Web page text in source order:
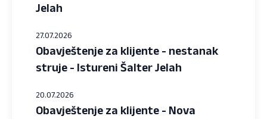
Jelah
27.07.2026
Obavještenje za klijente - nestanak
struje - Istureni Šalter Jelah
20.07.2026
Obavještenje za klijente - Nova